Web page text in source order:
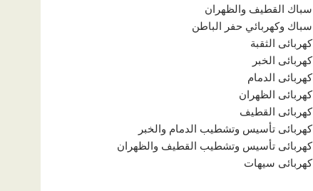
سباك القطيف والظهران
سباك وكهربائي حفر الباطن
كهربائى الثقبة
كهربائى الخبر
كهربائى الدمام
كهربائى الظهران
كهربائى القطيف
كهربائى تأسيس وتشطيب الدمام والخبر
كهربائى تأسيس وتشطيب القطيف والظهران
كهربائى سيهات